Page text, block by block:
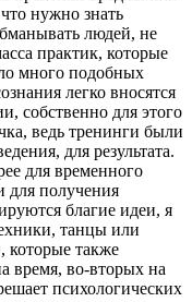
нужно знать
людей, не
практик, которые
много подобных
легко вносятся
собственно для этого
ведь тренинги были
для результата.
для временного
для получения
благие идеи, я
танцы или
также
время, во-вторых на
психологических